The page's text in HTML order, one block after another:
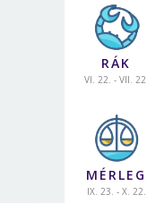
RÁK
VI. 22. - VII. 22.
MÉRLEG
IX. 23. - X. 22.